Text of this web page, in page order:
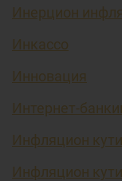
Инерцион
Инкассо
Инновация
Интернет-
Инфляцион
Инфляцион